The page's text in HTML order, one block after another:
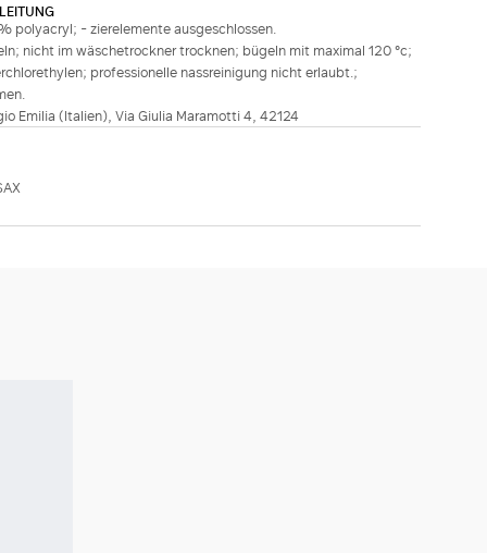
polyacryl; - zierelemente ausgeschlossen.
nicht im wäschetrockner trocknen; bügeln mit maximal 120 °c;
professionelle nassreinigung nicht erlaubt.;
Emilia (Italien), Via Giulia Maramotti 4, 42124